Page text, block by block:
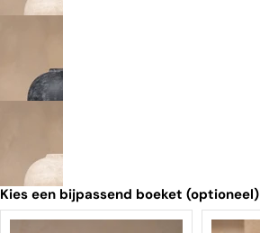
Kies een bijpassend boeket (optioneel)